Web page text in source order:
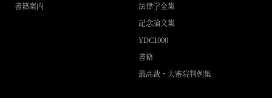
書籍案内
法律学全集
記念論文集
YDC1000
書籍
最高裁・大審院判例集